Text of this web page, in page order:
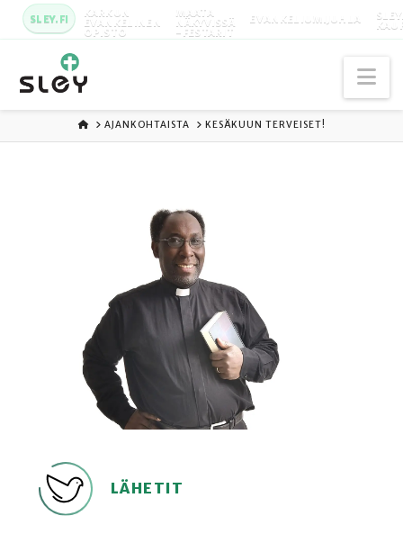
SLEY.FI KARKUN
EVANKELINEN
OPISTO
MAATA
NÄKYVISSÄ
-FESTARIT
EVANKELIUMIJUHLA
ETUSIVU
AJANKOHTAISTA KESÄKUUN TERVEISET!
LÄHETIT